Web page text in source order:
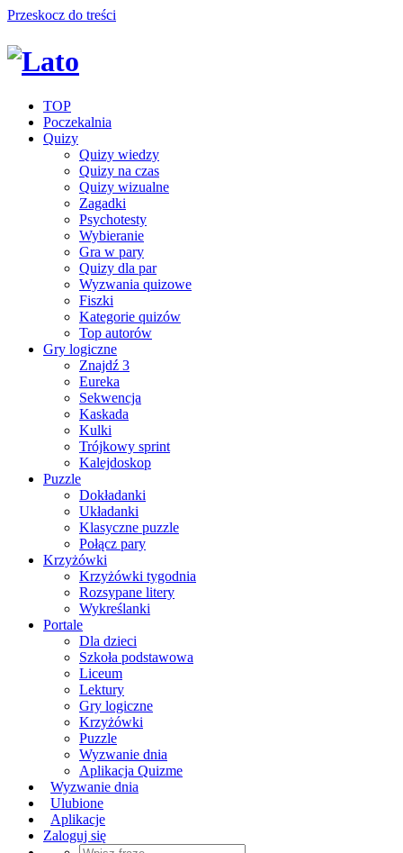
Przeskocz do treści
TOP
Poczekalnia
Quizy
Quizy wiedzy
Quizy na czas
Quizy wizualne
Zagadki
Psychotesty
Wybieranie
Gra w pary
Quizy dla par
Wyzwania quizowe
Fiszki
Kategorie quizów
Top autorów
Gry logiczne
Znajdź 3
Eureka
Sekwencja
Kaskada
Kulki
Trójkowy sprint
Kalejdoskop
Puzzle
Dokładanki
Układanki
Klasyczne puzzle
Połącz pary
Krzyżówki
Krzyżówki tygodnia
Rozsypane litery
Wykreślanki
Portale
Dla dzieci
Szkoła podstawowa
Liceum
Lektury
Gry logiczne
Krzyżówki
Puzzle
Wyzwanie dnia
Aplikacja Quizme
Wyzwanie dnia
Ulubione
Aplikacje
Zaloguj się